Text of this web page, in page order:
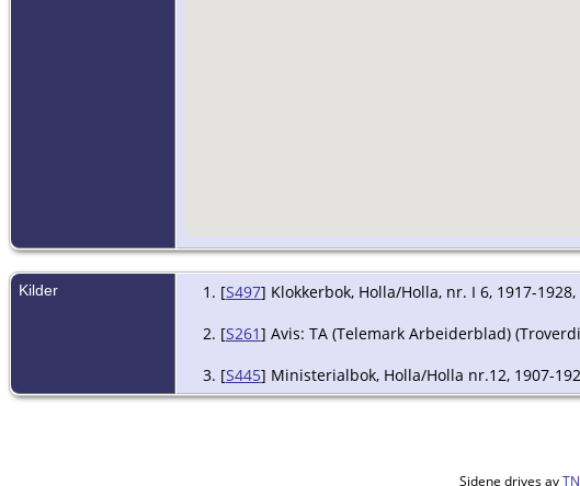
Kilder [S497] Klokkerbok, Holla/Holla, nr. I 6, 1917-
[S261] Avis: TA (Telemark Arbeiderblad)
[S445] Ministerialbok, Holla/Holla nr.12, 1907-
Sidene drives av